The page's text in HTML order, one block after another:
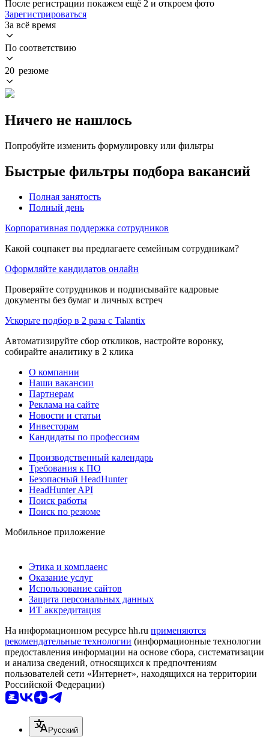
После регистрации покажем ещё 2 и откроем фото
Зарегистрироваться
За всё время
По соответствию
20 резюме
Ничего не нашлось
Попробуйте изменить формулировку или фильтры
Быстрые фильтры подбора вакансий
Полная занятость
Полный день
Корпоративная поддержка сотрудников
Какой соцпакет вы предлагаете семейным сотрудникам?
Оформляйте кандидатов онлайн
Проверяйте сотрудников и подписывайте кадровые
документы без бумаг и личных встреч
Ускорьте подбор в 2 раза с Talantix
Автоматизируйте сбор откликов, настройте воронку,
собирайте аналитику в 2 клика
О компании
Наши вакансии
Партнерам
Реклама на сайте
Новости и статьи
Инвесторам
Кандидаты по профессиям
Производственный календарь
Требования к ПО
Безопасный HeadHunter
HeadHunter API
Поиск работы
Поиск по резюме
Мобильное приложение
Этика и комплаенс
Оказание услуг
Использование сайтов
Защита персональных данных
ИТ аккредитация
На информационном ресурсе hh.ru применяются
рекомендательные технологии (информационные технологии
предоставления информации на основе сбора, систематизации
и анализа сведений, относящихся к предпочтениям
пользователей сети «Интернет», находящихся на территории
Российской Федерации)
Русский